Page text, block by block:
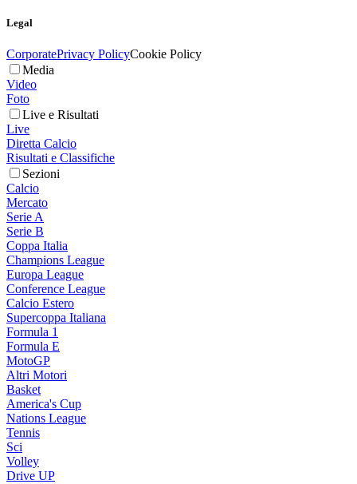
Legal
CorporatePrivacy PolicyCookie Policy
Media
Video
Foto
Live e Risultati
Live
Diretta Calcio
Risultati e Classifiche
Sezioni
Calcio
Mercato
Serie A
Serie B
Coppa Italia
Champions League
Europa League
Conference League
Calcio Estero
Supercoppa Italiana
Formula 1
Formula E
MotoGP
Altri Motori
Basket
America's Cup
Nations League
Tennis
Sci
Volley
Drive UP